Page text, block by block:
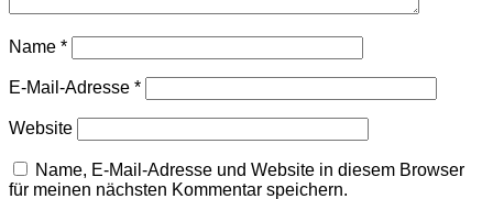
Name *
E-Mail-Adresse *
Website
Name, E-Mail-Adresse und Website in diesem Browser
für meinen nächsten Kommentar speichern.